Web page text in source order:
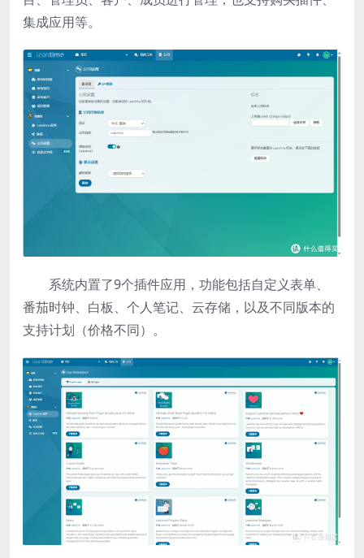
集成应用等。
系统内置了9个插件应用，功能包括自定义表单、
番茄时钟、白板、个人笔记、云存储，以及不同版本的
支持计划（价格不同）。